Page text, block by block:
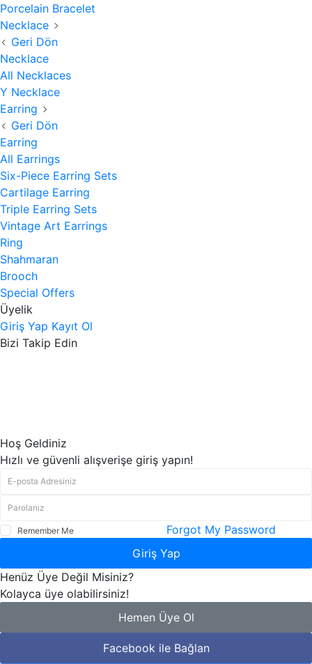
Porcelain Bracelet
Necklace
Geri Dön
Necklace
All Necklaces
Y Necklace
Earring
Geri Dön
Earring
All Earrings
Six-Piece Earring Sets
Cartilage Earring
Triple Earring Sets
Vintage Art Earrings
Ring
Shahmaran
Brooch
Special Offers
Üyelik
Giriş Yap Kayıt Ol
Bizi Takip Edin
Hoş Geldiniz
Hızlı ve güvenli alışverişe giriş yapın!
Remember Me
Forgot My Password
Giriş Yap
Henüz Üye Değil Misiniz?
Kolayca üye olabilirsiniz!
Hemen Üye Ol
Facebook ile Bağlan